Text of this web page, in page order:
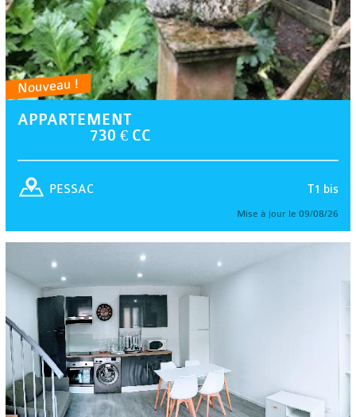
Nouveau !
APPARTEMENT
730 € CC
T1 bis
PESSAC
Mise à jour le 09/08/26